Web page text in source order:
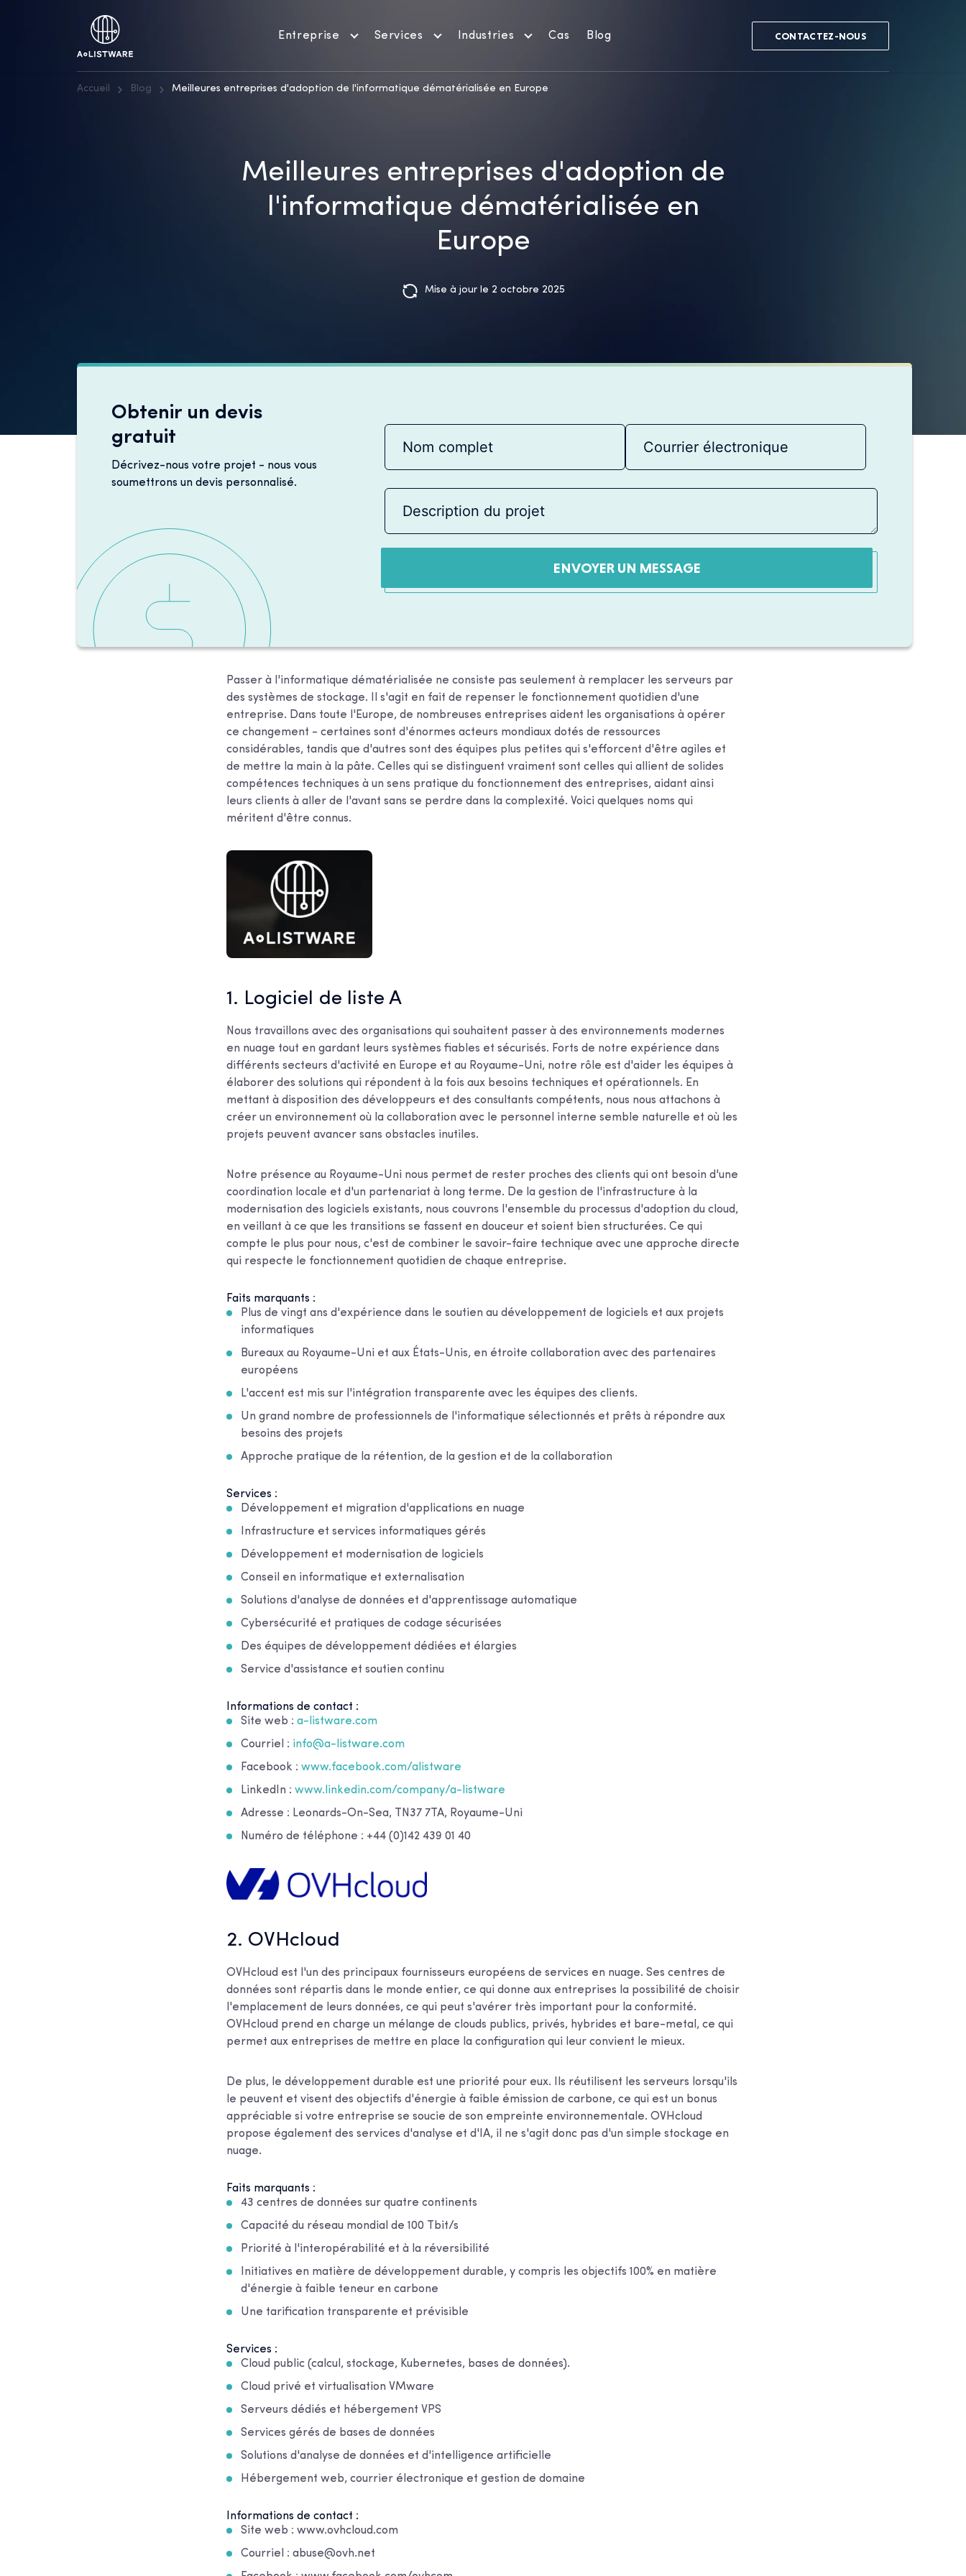
Entreprise Services Industries Cas Blog CONTACTEZ-NOUS
Accueil Blog Meilleures entreprises d'adoption de l'informatique dématérialisée en Europe
Meilleures entreprises d'adoption de
l'informatique dématérialisée en
Europe
Mise à jour le 2 octobre 2025
Obtenir un devis
gratuit
Décrivez-nous votre projet - nous vous
soumettrons un devis personnalisé.
ENVOYER UN MESSAGE
Passer à l'informatique dématérialisée ne consiste pas seulement à remplacer les serveurs par
des systèmes de stockage. Il s'agit en fait de repenser le fonctionnement quotidien d'une
entreprise. Dans toute l'Europe, de nombreuses entreprises aident les organisations à opérer
ce changement - certaines sont d'énormes acteurs mondiaux dotés de ressources
considérables, tandis que d'autres sont des équipes plus petites qui s'efforcent d'être agiles et
de mettre la main à la pâte. Celles qui se distinguent vraiment sont celles qui allient de solides
compétences techniques à un sens pratique du fonctionnement des entreprises, aidant ainsi
leurs clients à aller de l'avant sans se perdre dans la complexité. Voici quelques noms qui
méritent d'être connus.
1. Logiciel de liste A
Nous travaillons avec des organisations qui souhaitent passer à des environnements modernes
en nuage tout en gardant leurs systèmes fiables et sécurisés. Forts de notre expérience dans
différents secteurs d'activité en Europe et au Royaume-Uni, notre rôle est d'aider les équipes à
élaborer des solutions qui répondent à la fois aux besoins techniques et opérationnels. En
mettant à disposition des développeurs et des consultants compétents, nous nous attachons à
créer un environnement où la collaboration avec le personnel interne semble naturelle et où les
projets peuvent avancer sans obstacles inutiles.
Notre présence au Royaume-Uni nous permet de rester proches des clients qui ont besoin d'une
coordination locale et d'un partenariat à long terme. De la gestion de l'infrastructure à la
modernisation des logiciels existants, nous couvrons l'ensemble du processus d'adoption du cloud,
en veillant à ce que les transitions se fassent en douceur et soient bien structurées. Ce qui
compte le plus pour nous, c'est de combiner le savoir-faire technique avec une approche directe
qui respecte le fonctionnement quotidien de chaque entreprise.
Faits marquants :
Plus de vingt ans d'expérience dans le soutien au développement de logiciels et aux projets
informatiques
Bureaux au Royaume-Uni et aux États-Unis, en étroite collaboration avec des partenaires
européens
L'accent est mis sur l'intégration transparente avec les équipes des clients.
Un grand nombre de professionnels de l'informatique sélectionnés et prêts à répondre aux
besoins des projets
Approche pratique de la rétention, de la gestion et de la collaboration
Services :
Développement et migration d'applications en nuage
Infrastructure et services informatiques gérés
Développement et modernisation de logiciels
Conseil en informatique et externalisation
Solutions d'analyse de données et d'apprentissage automatique
Cybersécurité et pratiques de codage sécurisées
Des équipes de développement dédiées et élargies
Service d'assistance et soutien continu
Informations de contact :
Site web : a-listware.com
Courriel : info@a-listware.com
Facebook : www.facebook.com/alistware
LinkedIn : www.linkedin.com/company/a-listware
Adresse : Leonards-On-Sea, TN37 7TA, Royaume-Uni
Numéro de téléphone : +44 (0)142 439 01 40
2. OVHcloud
OVHcloud est l'un des principaux fournisseurs européens de services en nuage. Ses centres de
données sont répartis dans le monde entier, ce qui donne aux entreprises la possibilité de choisir
l'emplacement de leurs données, ce qui peut s'avérer très important pour la conformité.
OVHcloud prend en charge un mélange de clouds publics, privés, hybrides et bare-metal, ce qui
permet aux entreprises de mettre en place la configuration qui leur convient le mieux.
De plus, le développement durable est une priorité pour eux. Ils réutilisent les serveurs lorsqu'ils
le peuvent et visent des objectifs d'énergie à faible émission de carbone, ce qui est un bonus
appréciable si votre entreprise se soucie de son empreinte environnementale. OVHcloud
propose également des services d'analyse et d'IA, il ne s'agit donc pas d'un simple stockage en
nuage.
Faits marquants :
43 centres de données sur quatre continents
Capacité du réseau mondial de 100 Tbit/s
Priorité à l'interopérabilité et à la réversibilité
Initiatives en matière de développement durable, y compris les objectifs 100% en matière
d'énergie à faible teneur en carbone
Une tarification transparente et prévisible
Services :
Cloud public (calcul, stockage, Kubernetes, bases de données).
Cloud privé et virtualisation VMware
Serveurs dédiés et hébergement VPS
Services gérés de bases de données
Solutions d'analyse de données et d'intelligence artificielle
Hébergement web, courrier électronique et gestion de domaine
Informations de contact :
Site web : www.ovhcloud.com
Courriel : abuse@ovh.net